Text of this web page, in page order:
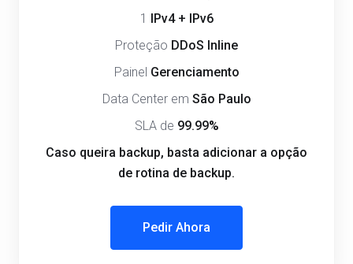
1 IPv4 + IPv6
Proteção DDoS Inline
Painel Gerenciamento
Data Center em São Paulo
SLA de 99.99%
Caso queira backup, basta adicionar a opção
de rotina de backup.
Pedir Ahora